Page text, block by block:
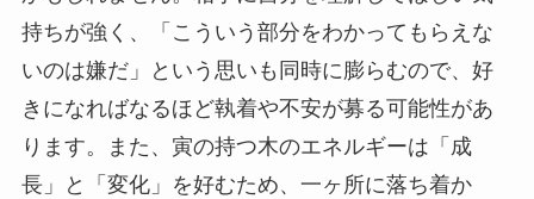
持ちが強く、「こういう部分をわかってもらえな
いのは嫌だ」という思いも同時に膨らむので、好
きになればなるほど執着や不安が募る可能性があ
ります。また、寅の持つ木のエネルギーは「成
長」と「変化」を好むため、一ヶ所に落ち着か